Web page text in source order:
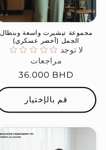
مجموعة تيشيرت واسعة وبنطال
الجمل (أخضر عسكري)
لا توجد
مراجعات
السعر
العادي
36.000 BHD
قم بالإختيار